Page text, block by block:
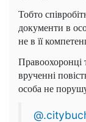
Тобто
документи в
не в її
Правоохоронці
врученні
особа не